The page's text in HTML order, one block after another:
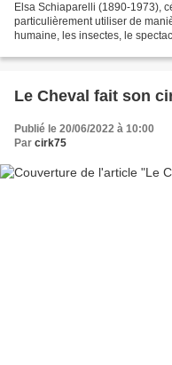
Elsa Schiaparelli (1890-1973),
particulièrement utiliser de
humaine, les insectes, le
Le Cheval fait son
Publié le 20/06/2022 à 10:00
Par cirk75